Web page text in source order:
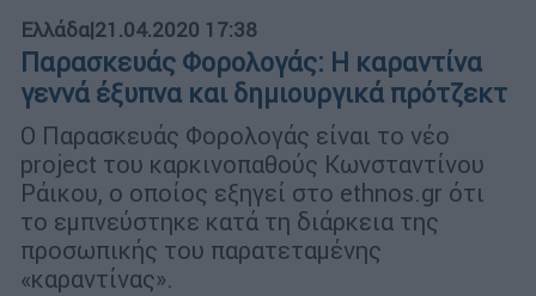
Ελλάδα|21.04.2020 17:38
Παρασκευάς Φορολογάς: Η καραντίνα
γεννά έξυπνα και δημιουργικά πρότζεκτ
Ο Παρασκευάς Φορολογάς είναι το νέο
project του καρκινοπαθούς Κωνσταντίνου
Ράικου, ο οποίος εξηγεί στο ethnos.gr ότι
το εμπνεύστηκε κατά τη διάρκεια της
προσωπικής του παρατεταμένης
«καραντίνας».